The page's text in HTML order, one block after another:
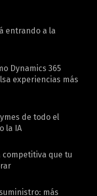
entrando a la
Dynamics 365
experiencias más
de todo el
la IA
competitiva que tu
más